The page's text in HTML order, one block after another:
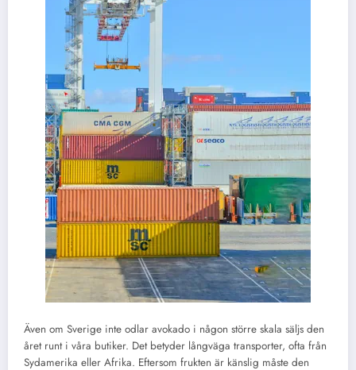
Även om Sverige inte odlar avokado i någon större skala säljs den
året runt i våra butiker. Det betyder långväga transporter, ofta från
Sydamerika eller Afrika. Eftersom frukten är känslig måste den